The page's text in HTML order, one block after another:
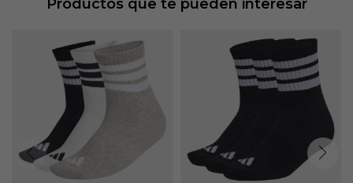
Productos que te pueden interesar